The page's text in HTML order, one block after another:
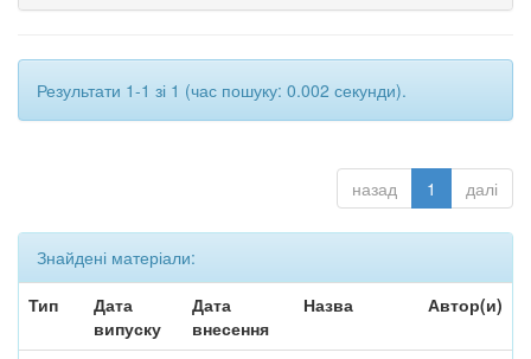
Результати 1-1 зі 1 (час пошуку: 0.002 секунди).
назад 1 далі
Знайдені матеріали:
Тип
Дата
випуску
Дата
внесення
Назва Автор(и)